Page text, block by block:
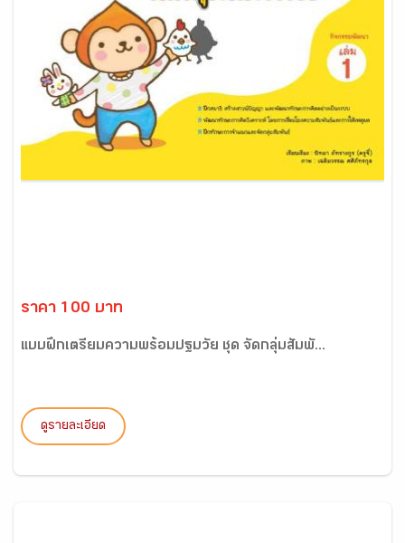
ราคา 100 บาท
แบบฝึกเตรียมความพร้อมปฐมวัย ชุด จัดกลุ่มสัมพั...
ดูรายละเอียด